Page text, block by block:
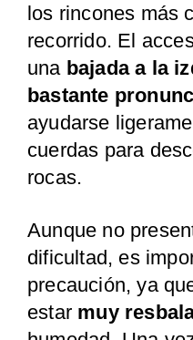
los rincones más
recorrido. El
una bajada a la
bastante
ayudarse
cuerdas para
rocas.
Aunque no
dificultad, es
precaución, ya
estar muy